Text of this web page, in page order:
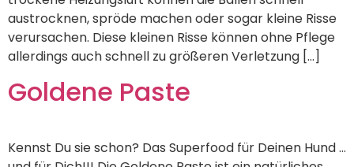
austrocknen, spröde machen oder sogar kleine Risse
verursachen. Diese kleinen Risse können ohne Pflege
allerdings auch schnell zu größeren Verletzung […]
Goldene Paste
Kennst Du sie schon? Das Superfood für Deinen Hund …